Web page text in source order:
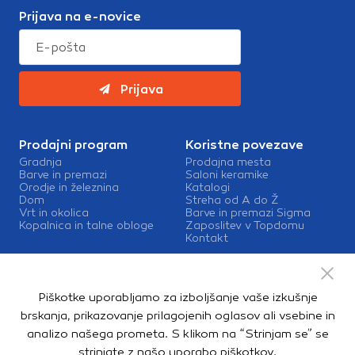
Prijava na e-novice
Prijava
Prodajni program
Gradnja
Barve in premazi
Orodje in železnina
Dom
Vrt in okolica
Kopalnica in talne obloge
Koristne povezave
Prodajna mesta
Saloni keramike
Katalogi
Streha od A do Ž
Barve in premazi Sigma
Zaposlitev v Topdomu
Kontakt
Mešalnice barv
Dostava
Piškotke uporabljamo za izboljšanje vaše izkušnje
brskanja, prikazovanje prilagojenih oglasov ali vsebine in
analizo našega prometa. S klikom na “Strinjam se” se
strinjate z našo uporabo piškotkov.